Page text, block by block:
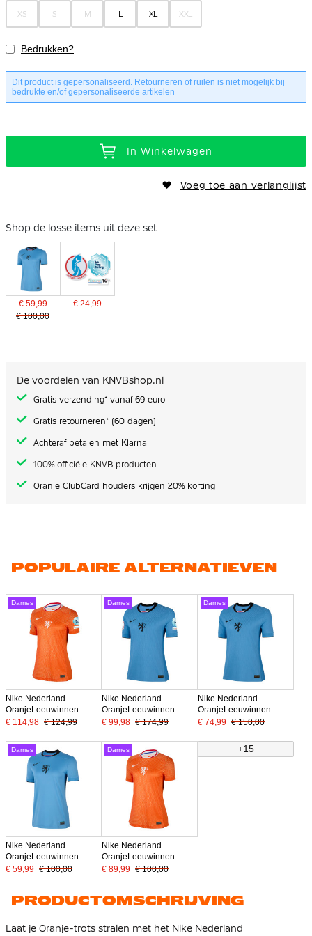
XS S M L XL XXL
Bedrukken?
Dit product is gepersonaliseerd. Retourneren of ruilen is niet mogelijk bij
bedrukte en/of gepersonaliseerde artikelen
In Winkelwagen
Voeg toe aan verlanglijst
Shop de losse items uit deze set
€ 59,99
€ 100,00
€ 24,99
De voordelen van KNVBshop.nl
Gratis verzending* vanaf 69 euro
Gratis retourneren* (60 dagen)
Achteraf betalen met Klarna
100% officiële KNVB producten
Oranje ClubCard houders krijgen 20% korting
POPULAIRE ALTERNATIEVEN
Dames
Nike Nederland
OranjeLeeuwinnen
Thuisshirt 2025-2027
Badges
€ 114,98 € 124,99
Dames
Nike Nederland
OranjeLeeuwinnen
Uitshirt Authentic 2025-
Badges
€ 99,98 € 174,99
Dames
Nike Nederland
OranjeLeeuwinnen
Uitshirt Authentic 2025-
€ 74,99 € 150,00
Dames
Nike Nederland
OranjeLeeuwinnen
Uitshirt 2025-2027
€ 59,99 € 100,00
Dames
Nike Nederland
OranjeLeeuwinnen
Thuisshirt 2025-2027
€ 89,99 € 100,00
+15
PRODUCTOMSCHRIJVING
Laat je Oranje-trots stralen met het Nike Nederland